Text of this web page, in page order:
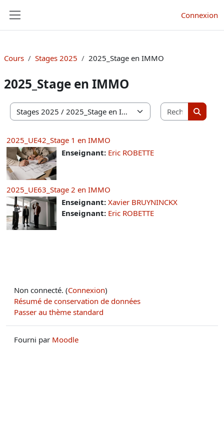
Connexion
Cours Stages 2025 2025_Stage en IMMO
2025_Stage en IMMO
Catégories de cours
2025_UE42_Stage 1 en IMMO
Enseignant: Eric ROBETTE
2025_UE63_Stage 2 en IMMO
Enseignant: Xavier BRUYNINCKX
Enseignant: Eric ROBETTE
Non connecté. (Connexion)
Résumé de conservation de données
Passer au thème standard
Fourni par Moodle